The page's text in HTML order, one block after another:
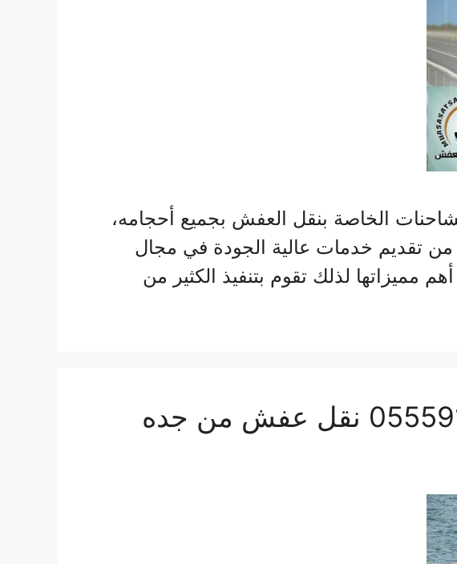
الخاصة بنقل العفش بجميع أحجامه،
من تقديم خدمات عالية الجودة في مجال
مميزاتها لذلك تقوم بتنفيذ الكثير من
شركة شحن من جدة الي سلطنة عمان 0555915287 نقل عفش من جده